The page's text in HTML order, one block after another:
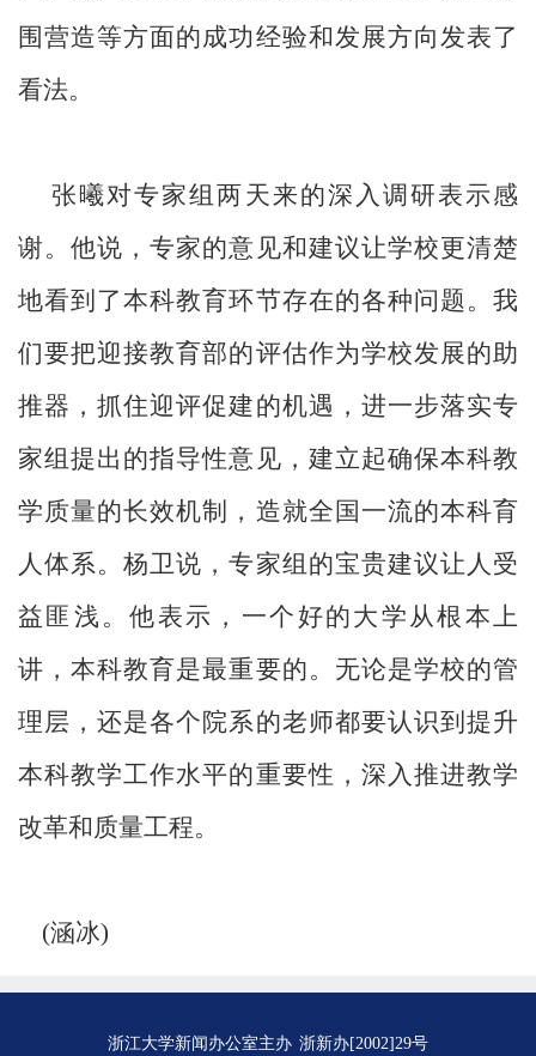
围营造等方面的成功经验和发展方向发表了
看法。
张曦对专家组两天来的深入调研表示感
谢。他说，专家的意见和建议让学校更清楚
地看到了本科教育环节存在的各种问题。我
们要把迎接教育部的评估作为学校发展的助
推器，抓住迎评促建的机遇，进一步落实专
家组提出的指导性意见，建立起确保本科教
学质量的长效机制，造就全国一流的本科育
人体系。杨卫说，专家组的宝贵建议让人受
益匪浅。他表示，一个好的大学从根本上
讲，本科教育是最重要的。无论是学校的管
理层，还是各个院系的老师都要认识到提升
本科教学工作水平的重要性，深入推进教学
改革和质量工程。
(涵冰)
浙江大学新闻办公室主办 浙新办[2002]29号